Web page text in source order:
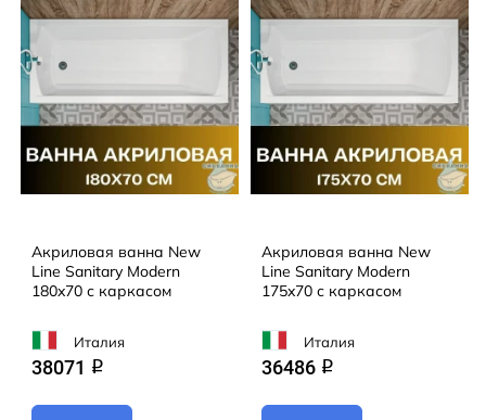
Акриловая ванна New
Line Sanitary Modern
180x70 с каркасом
Италия
38071 q
Акриловая ванна New
Line Sanitary Modern
175x70 с каркасом
Италия
36486 q